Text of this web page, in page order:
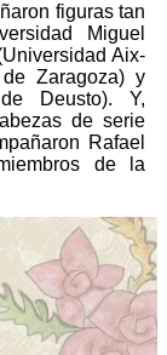
figuras tan
Miguel
Aix-
Zaragoza) y
Deusto). Y,
de serie
Rafael
de la